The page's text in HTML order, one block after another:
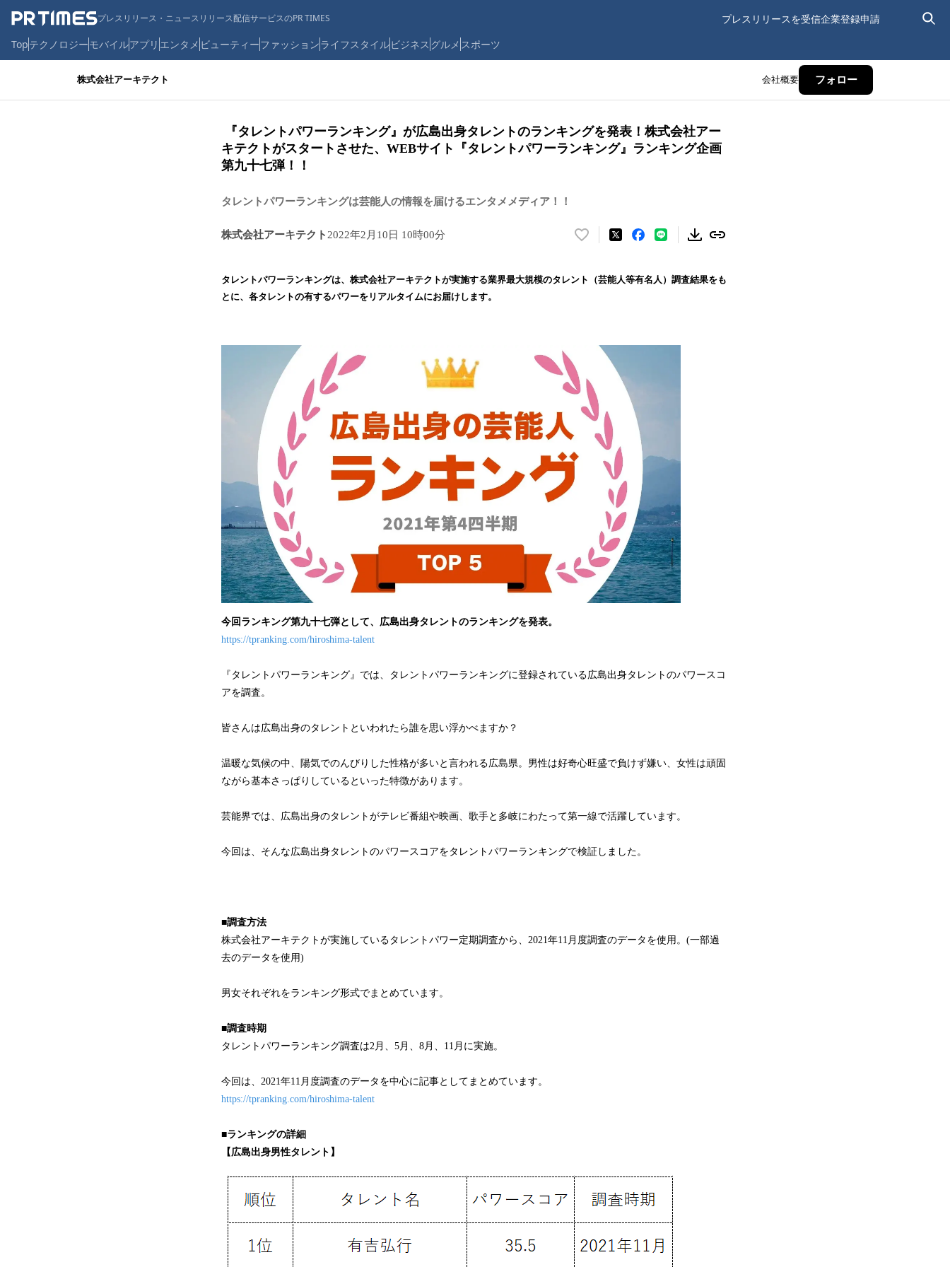
プレスリリース・ニュースリリース配信サービスのPR TIMES プレスリリースを受信企業登録申請
Topテクノロジーモバイルアプリ エンタメ ビューティーファッションライフスタイルビジネス グルメ スポーツ
株式会社アーキテクト 会社概要 フォロー
​ 『タレントパワーランキング』が広島出身タレントのランキングを発表！株式会社アー
キテクトがスタートさせた、WEBサイト『タレントパワーランキング』ランキング企画
第九十七弾！！
タレントパワーランキングは芸能人の情報を届けるエンタメメディア！！
株式会社アーキテクト 2022年2月10日 10時00分
い
！
中
で
す
タレントパワーランキングは、株式会社アーキテクトが実施する業界最大規模のタレント（芸能人等有名人）調査結果をも
とに、各タレントの有するパワーをリアルタイムにお届けします。
今回ランキング第九十七弾として、広島出身タレントのランキングを発表。
https://tpranking.com/hiroshima-talent
『タレントパワーランキング』では、タレントパワーランキングに登録されている広島出身タレントのパワースコ
アを調査。
皆さんは広島出身のタレントといわれたら誰を思い浮かべますか？
温暖な気候の中、陽気でのんびりした性格が多いと言われる広島県。男性は好奇心旺盛で負けず嫌い、女性は頑固
ながら基本さっぱりしているといった特徴があります。
芸能界では、広島出身のタレントがテレビ番組や映画、歌手と多岐にわたって第一線で活躍しています。
今回は、そんな広島出身タレントのパワースコアをタレントパワーランキングで検証しました。
■調査方法
株式会社アーキテクトが実施しているタレントパワー定期調査から、2021年11月度調査のデータを使用。(一部過
去のデータを使用)
男女それぞれをランキング形式でまとめています。
■調査時期
タレントパワーランキング調査は2月、5月、8月、11月に実施。
今回は、2021年11月度調査のデータを中心に記事としてまとめています。
https://tpranking.com/hiroshima-talent
■ランキングの詳細
【広島出身男性タレント】